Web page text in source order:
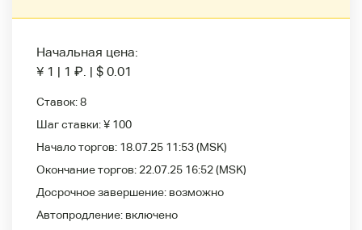
Начальная цена:
¥ 1 | 1 ₽. | $ 0.01
Ставок:8
Шаг ставки:¥ 100
Начало торгов: 18.07.25 11:53(MSK)
Окончание торгов: 22.07.25 16:52(MSK)
Досрочное завершение: возможно
Автопродление: включено